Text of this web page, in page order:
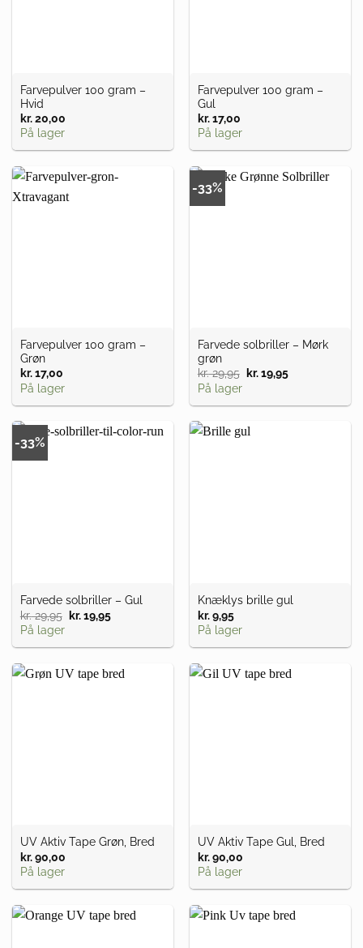
Farvepulver 100 gram –
Hvid
kr.20,00
På lager
Farvepulver 100 gram –
Gul
kr.17,00
På lager
Farvepulver 100 gram –
Grøn
kr.17,00
På lager
-33%
Farvede solbriller – Mørk
grøn
kr.29,95
Den
var:
kr.19,95Den
er:
På lager
-33%
Farvede solbriller – Gul
kr.29,95 Den
oprindelige
var:
kr.19,95Den
er:
På lager
Knæklys brille gul
kr.9,95
På lager
UV Aktiv Tape Grøn, Bred
kr.90,00
På lager
UV Aktiv Tape Gul, Bred
kr.90,00
På lager